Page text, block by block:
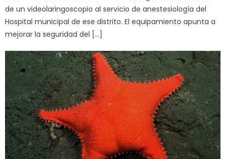
de un videolaringoscopio al servicio de anestesiología del
Hospital municipal de ese distrito. El equipamiento apunta a
mejorar la seguridad del […]